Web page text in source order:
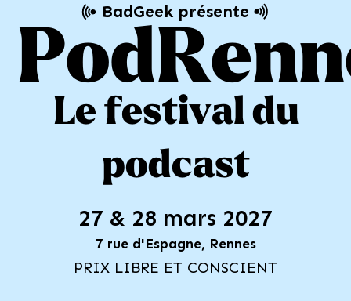
BadGeek présente
Le festival du
podcast
27 & 28 mars 2027
7 rue d'Espagne, Rennes
PRIX LIBRE ET CONSCIENT